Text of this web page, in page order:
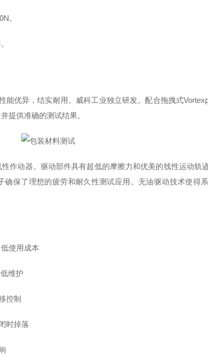
。
能优异，结实耐用。威科工业独立研发。配合拖拽式
提供准确的测试结果。
作动器。驱动部件具有超低的摩擦力和优美的线性运动轨
保了理想的疲劳和耐久性测试应用。无油驱动技术使得
使用成本
维护
控制
时掉落